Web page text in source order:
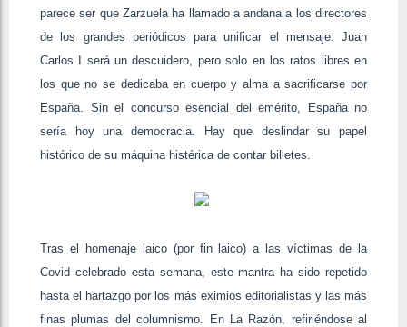
parece ser que Zarzuela ha llamado a andana a los directores
de los grandes periódicos para unificar el mensaje: Juan
Carlos I será un descuidero, pero solo en los ratos libres en
los que no se dedicaba en cuerpo y alma a sacrificarse por
España. Sin el concurso esencial del emérito, España no
sería hoy una democracia. Hay que deslindar su papel
histórico de su máquina histérica de contar billetes.
Tras el homenaje laico (por fin laico) a las víctimas de la
Covid celebrado esta semana, este mantra ha sido repetido
hasta el hartazgo por los más eximios editorialistas y las más
finas plumas del columnismo. En La Razón, refiriéndose al